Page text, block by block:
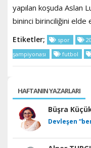
yapılan koşuda Aslan
bininci birinciliğini elde
Etiketler; spor
şampiyonası
futbol
HAFTANIN YAZARLARI
Büşra
Devleşen